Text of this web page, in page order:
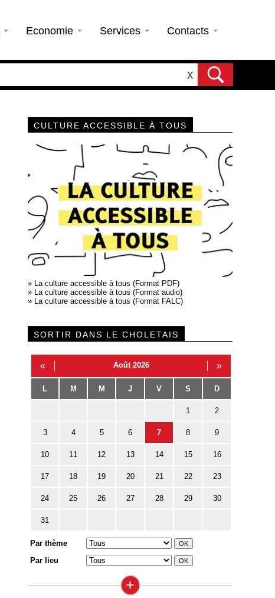
Economie Services Contacts
X
CULTURE ACCESSIBLE À TOUS
» La culture accessible à tous (Format PDF)
» La culture accessible à tous (Format audio)
» La culture accessible à tous (Format FALC)
SORTIR DANS LE CHOLETAIS
« Août 2026 »
L M M J V S D
1 2
3 4 5 6 7 8 9
10 11 12 13 14 15 16
17 18 19 20 21 22 23
24 25 26 27 28 29 30
31
Par thème
Par lieu
+